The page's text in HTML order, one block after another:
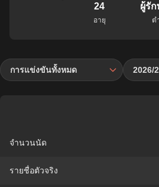
24
อายุ
ผู้รั
ต
การแข่งขันทั้งหมด 2026/
จำนวนนัด
รายชื่อตัวจริง